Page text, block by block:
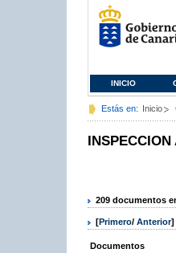
INICIO
Estás en: Inicio
209 documentos
[Primero/ Anterior]
Documentos